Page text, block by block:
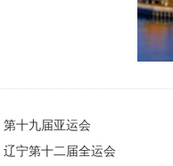
第十九届亚运会
辽宁第十二届全运会